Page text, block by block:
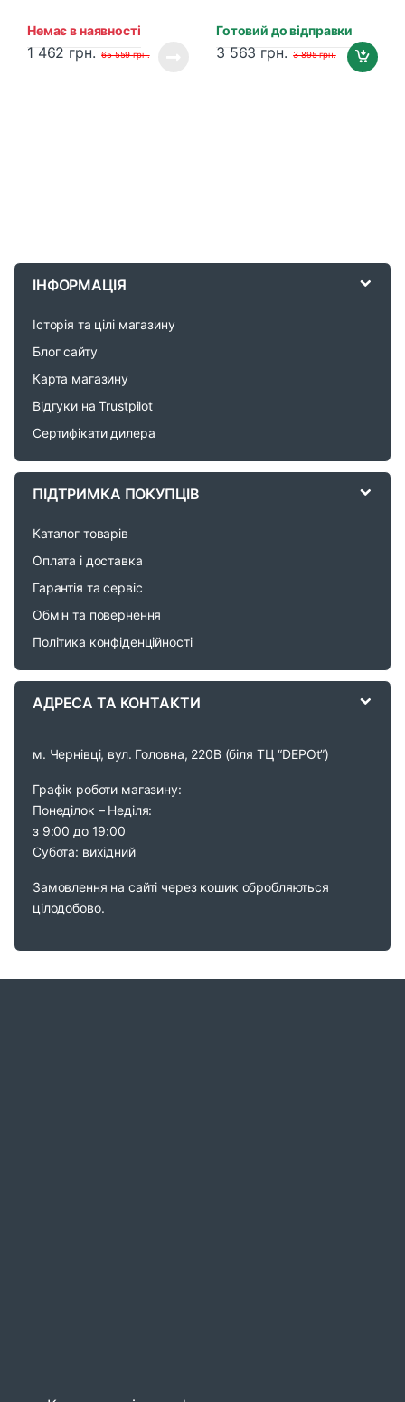
Немає в наявності
1 462 грн. 65 559грн.
Готовий до відправки
3 563 грн. 3 895грн.
C
ІНФОРМАЦІЯ
Історія та цілі магазину
Блог сайту
Карта магазину
Відгуки на Trustpilot
Сертифікати дилера
ПІДТРИМКА ПОКУПЦІВ
Каталог товарів
Оплата і доставка
Гарантія та сервіс
Обмін та повернення
Політика конфіденційності
АДРЕСА ТА КОНТАКТИ
м. Чернівці, вул. Головна, 220В (біля ТЦ “DEPOt”)
Графік роботи магазину:
Понеділок – Неділя:
з 9:00 до 19:00
Субота: вихідний
Замовлення на сайті через кошик обробляються
цілодобово.